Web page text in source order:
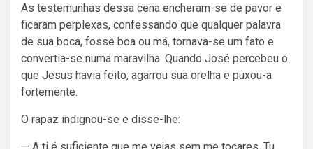
As testemunhas dessa cena encheram-se de pavor e
ficaram perplexas, confessando que qualquer palavra
de sua boca, fosse boa ou má, tornava-se um fato e
convertia-se numa maravilha. Quando José percebeu o
que Jesus havia feito, agarrou sua orelha e puxou-a
fortemente.
O rapaz indignou-se e disse-lhe:
— A ti é suficiente que me vejas sem me tocares. Tu